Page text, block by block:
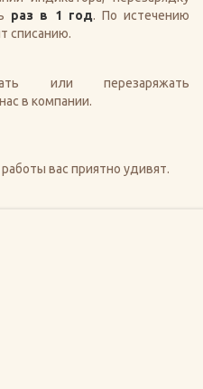
раз в 1 год. По истечению
списанию.
или перезаряжать
в компании.
вас приятно удивят.